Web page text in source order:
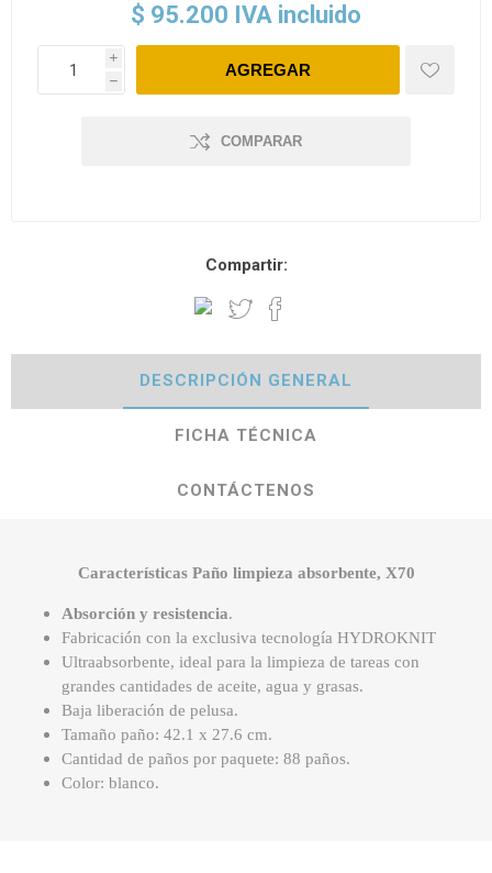
$ 95.200 IVA incluido
i
h
COMPARAR
Compartir:
DESCRIPCIÓN GENERAL
FICHA TÉCNICA
CONTÁCTENOS
Características Paño limpieza absorbente, X70
Absorción y resistencia.
Fabricación con la exclusiva tecnología HYDROKNIT
Ultraabsorbente, ideal para la limpieza de tareas con
grandes cantidades de aceite, agua y grasas.
Baja liberación de pelusa.
Tamaño paño: 42.1 x 27.6 cm.
Cantidad de paños por paquete: 88 paños.
Color: blanco.